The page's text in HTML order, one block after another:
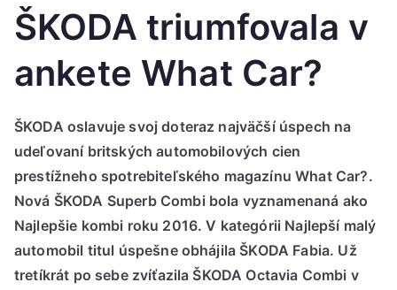
ŠKODA triumfovala v
ankete What Car?
ŠKODA oslavuje svoj doteraz najväčší úspech na
udeľovaní britských automobilových cien
prestížneho spotrebiteľského magazínu What Car?.
Nová ŠKODA Superb Combi bola vyznamenaná ako
Najlepšie kombi roku 2016. V kategórii Najlepší malý
automobil titul úspešne obhájila ŠKODA Fabia. Už
tretíkrát po sebe zvíťazila ŠKODA Octavia Combi v